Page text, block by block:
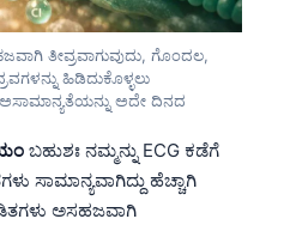
ತೀವ್ರವಾಗುವುದು, ಗೊಂದಲ,
ಹಿಡಿದುಕೊಳ್ಳಲು
ಅದೇ ದಿನದ
ಬಹುಶಃ ನಮ್ಮನ್ನು ECG ಕಡೆಗೆ
ಸಾಮಾನ್ಯವಾಗಿದ್ದು ಹೆಚ್ಚಾಗಿ
ಅಸಹಜವಾಗಿ